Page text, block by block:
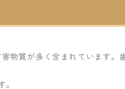
物質が多く含まれています